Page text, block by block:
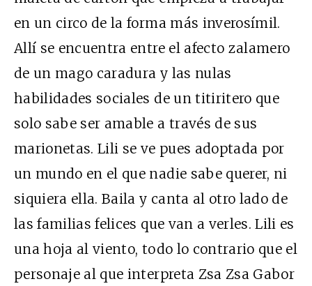
en un circo de la forma más inverosímil.
Allí se encuentra entre el afecto zalamero
de un mago caradura y las nulas
habilidades sociales de un titiritero que
solo sabe ser amable a través de sus
marionetas. Lili se ve pues adoptada por
un mundo en el que nadie sabe querer, ni
siquiera ella. Baila y canta al otro lado de
las familias felices que van a verles. Lili es
una hoja al viento, todo lo contrario que el
personaje al que interpreta Zsa Zsa Gabor